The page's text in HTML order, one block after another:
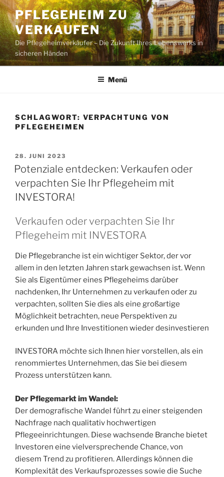
Zum
Inhalt
springen
PFLEGEHEIM ZU
VERKAUFEN
Die Pflegeheimverkäufer – Die Zukunft Ihres Lebenswerks in
sicheren Händen
Menü
SCHLAGWORT: VERPACHTUNG VON
PFLEGEHEIMEN
VERÖFFENTLICHT
AM
28. JUNI 2023
Potenziale entdecken: Verkaufen oder
verpachten Sie Ihr Pflegeheim mit
INVESTORA!
Verkaufen oder verpachten Sie Ihr
Pflegeheim mit INVESTORA
Die Pflegebranche ist ein wichtiger Sektor, der vor
allem in den letzten Jahren stark gewachsen ist. Wenn
Sie als Eigentümer eines Pflegeheims darüber
nachdenken, Ihr Unternehmen zu verkaufen oder zu
verpachten, sollten Sie dies als eine großartige
Möglichkeit betrachten, neue Perspektiven zu
erkunden und Ihre Investitionen wieder desinvestieren
INVESTORA möchte sich Ihnen hier vorstellen, als ein
renommiertes Unternehmen, das Sie bei diesem
Prozess unterstützen kann.
Der Pflegemarkt im Wandel:
Der demografische Wandel führt zu einer steigenden
Nachfrage nach qualitativ hochwertigen
Pflegeeinrichtungen. Diese wachsende Branche bietet
Investoren eine vielversprechende Chance, von
diesem Trend zu profitieren. Allerdings können die
Komplexität des Verkaufsprozesses sowie die Suche